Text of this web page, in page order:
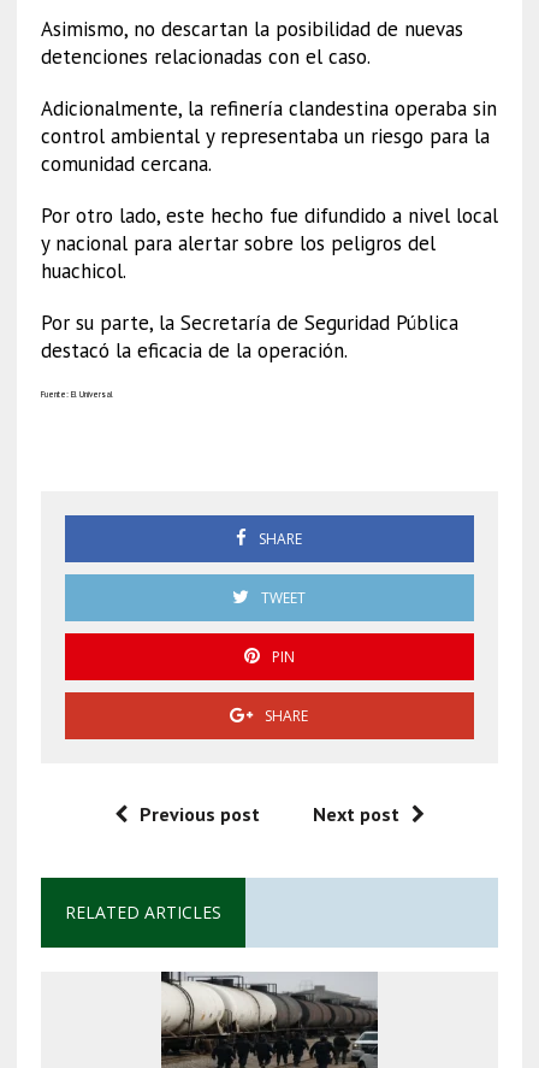
Asimismo, no descartan la posibilidad de nuevas
detenciones relacionadas con el caso.
Adicionalmente, la refinería clandestina operaba sin
control ambiental y representaba un riesgo para la
comunidad cercana.
Por otro lado, este hecho fue difundido a nivel local
y nacional para alertar sobre los peligros del
huachicol.
Por su parte, la Secretaría de Seguridad Pública
destacó la eficacia de la operación.
Fuente: El Universal
SHARE
TWEET
PIN
SHARE
Previous post Next post
RELATED ARTICLES